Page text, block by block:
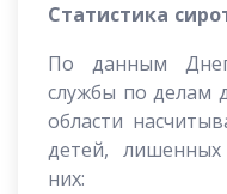
Статистика
По данным
службы по делам
области
детей,
них: